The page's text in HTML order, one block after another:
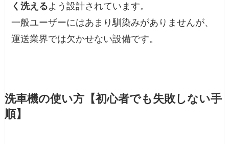
く洗えるよう設計されています。
一般ユーザーにはあまり馴染みがありませんが、
運送業界では欠かせない設備です。
洗車機の使い方【初心者でも失敗しない手
順】